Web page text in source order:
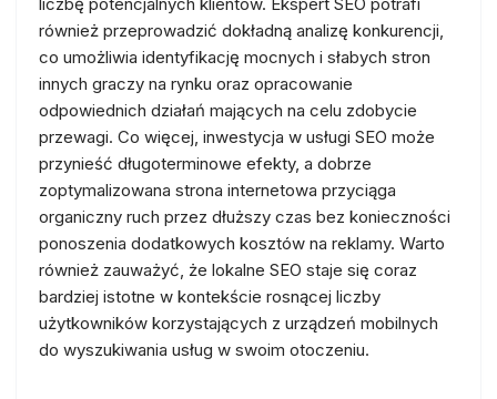
również przeprowadzić dokładną analizę konkurencji,
co umożliwia identyfikację mocnych i słabych stron
innych graczy na rynku oraz opracowanie
odpowiednich działań mających na celu zdobycie
przewagi. Co więcej, inwestycja w usługi SEO może
przynieść długoterminowe efekty, a dobrze
zoptymalizowana strona internetowa przyciąga
organiczny ruch przez dłuższy czas bez konieczności
ponoszenia dodatkowych kosztów na reklamy. Warto
również zauważyć, że lokalne SEO staje się coraz
bardziej istotne w kontekście rosnącej liczby
użytkowników korzystających z urządzeń mobilnych
do wyszukiwania usług w swoim otoczeniu.